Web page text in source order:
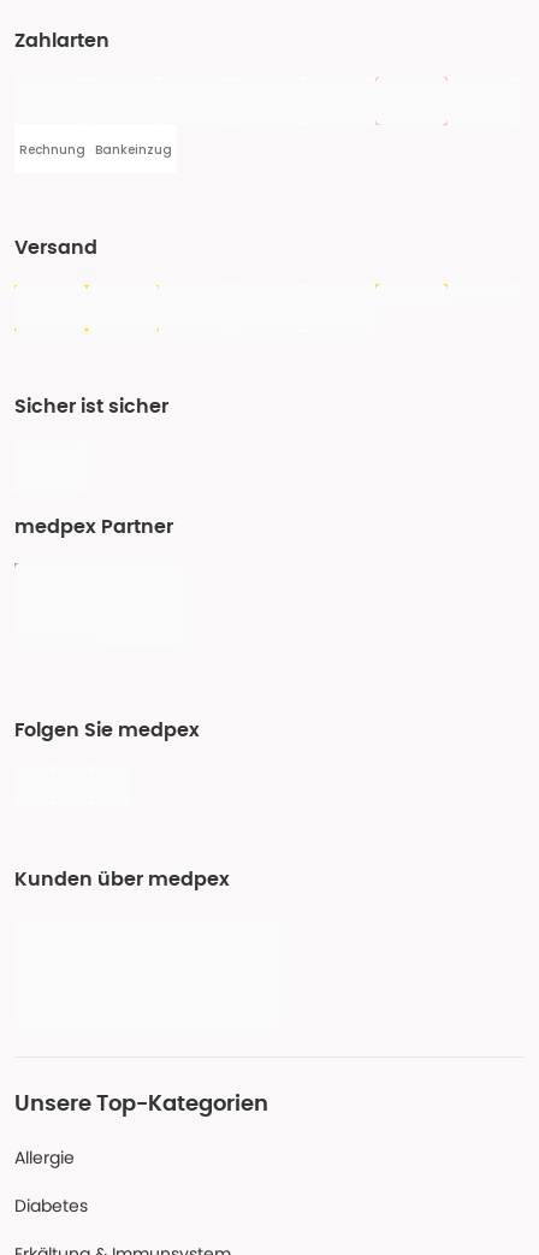
Zahlarten
Rechnung Bankeinzug
Versand
Sicher ist sicher
medpex Partner
Folgen Sie medpex
Kunden über medpex
Unsere Top-Kategorien
Allergie
Diabetes